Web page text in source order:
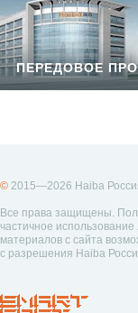
ПЕРЕДОВОЕ
© 2015—2026 Haiba
Все права защищены.
частичное
материалов с сайта
с разрешения Haiba